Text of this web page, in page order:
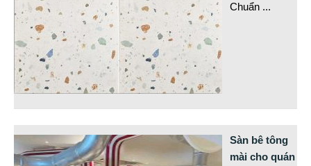
Chuẩn ...
Sàn bê tông
mài cho quán